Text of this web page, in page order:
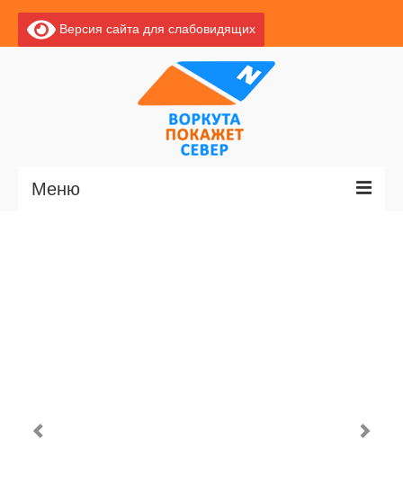
Версия сайта для слабовидящих
Меню
О центре